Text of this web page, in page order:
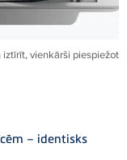
vienkārši piespiežot
– identisks